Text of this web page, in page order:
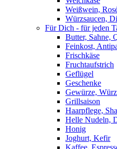
Weißwein,
Würzsaucen,
Für Dich - für jeden
Butter, Sahne,
Feinkost,
Frischkäse
Fruchtaufstrich
Geflügel
Geschenke
Gewürze,
Grillsaison
Haarpflege,
Helle Nudeln,
Honig
Joghurt, Kefir
Kaffee,